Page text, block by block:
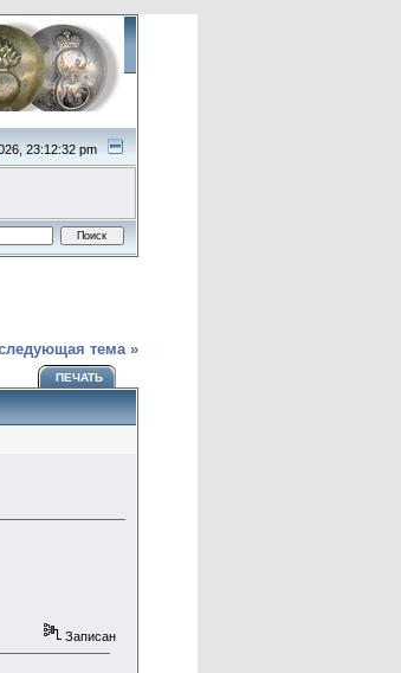
23:12:32 pm
тема »
ПЕЧАТЬ
Записан